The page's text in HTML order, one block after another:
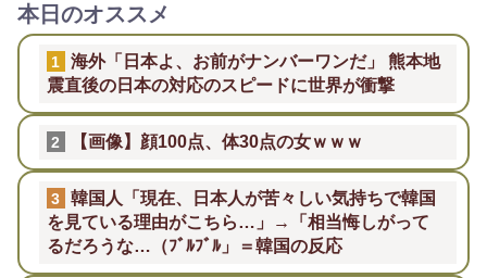
本日のオススメ
1
海外「日本よ、お前がナンバーワンだ」 熊本地
震直後の日本の対応のスピードに世界が衝撃
2 【画像】顔100点、体30点の女ｗｗｗ
3
韓国人「現在、日本人が苦々しい気持ちで韓国
を見ている理由がこちら…」→「相当悔しがって
るだろうな…（ﾌﾞﾙﾌﾞﾙ」＝韓国の反応